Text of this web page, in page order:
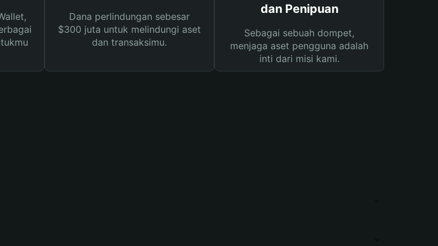
Dana perlindungan sebesar
$300 juta untuk melindungi aset
dan transaksimu.
dan Penipuan
Sebagai sebuah dompet,
menjaga aset pengguna adalah
inti dari misi kami.